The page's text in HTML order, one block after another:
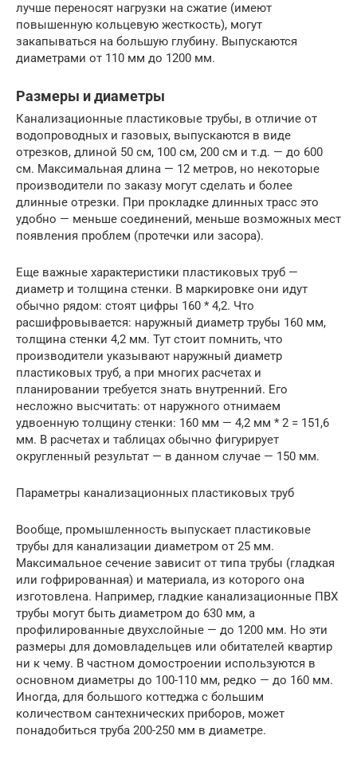
лучше переносят нагрузки на сжатие (имеют
повышенную кольцевую жесткость), могут
закапываться на большую глубину. Выпускаются
диаметрами от 110 мм до 1200 мм.
Размеры и диаметры
Канализационные пластиковые трубы, в отличие от
водопроводных и газовых, выпускаются в виде
отрезков, длиной 50 см, 100 см, 200 см и т.д. — до 600
см. Максимальная длина — 12 метров, но некоторые
производители по заказу могут сделать и более
длинные отрезки. При прокладке длинных трасс это
удобно — меньше соединений, меньше возможных мест
появления проблем (протечки или засора).
Еще важные характеристики пластиковых труб —
диаметр и толщина стенки. В маркировке они идут
обычно рядом: стоят цифры 160 * 4,2. Что
расшифровывается: наружный диаметр трубы 160 мм,
толщина стенки 4,2 мм. Тут стоит помнить, что
производители указывают наружный диаметр
пластиковых труб, а при многих расчетах и
планировании требуется знать внутренний. Его
несложно высчитать: от наружного отнимаем
удвоенную толщину стенки: 160 мм — 4,2 мм * 2 = 151,6
мм. В расчетах и таблицах обычно фигурирует
округленный результат — в данном случае — 150 мм.
Параметры канализационных пластиковых труб
Вообще, промышленность выпускает пластиковые
трубы для канализации диаметром от 25 мм.
Максимальное сечение зависит от типа трубы (гладкая
или гофрированная) и материала, из которого она
изготовлена. Например, гладкие канализационные ПВХ
трубы могут быть диаметром до 630 мм, а
профилированные двухслойные — до 1200 мм. Но эти
размеры для домовладельцев или обитателей квартир
ни к чему. В частном домостроении используются в
основном диаметры до 100-110 мм, редко — до 160 мм.
Иногда, для большого коттеджа с большим
количеством сантехнических приборов, может
понадобиться труба 200-250 мм в диаметре.